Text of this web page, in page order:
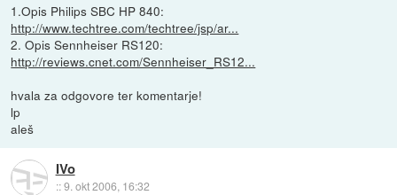
1.Opis Philips SBC HP 840:
http://www.techtree.com/techtree/jsp/ar...
2. Opis Sennheiser RS120:
http://reviews.cnet.com/Sennheiser_RS12...
hvala za odgovore ter komentarje!
lp
aleš
IVo
::9. okt 2006, 16:32